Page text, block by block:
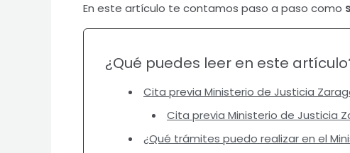
En este artículo te contamos paso a paso como
¿Qué puedes leer en este
Cita previa Ministerio de Justicia
Cita previa Ministerio de Justicia
¿Qué trámites puedo realizar en el